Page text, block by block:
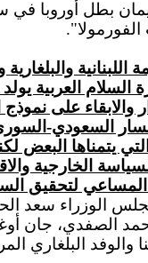
والبلغارية
العربية يولد
والابقاء على
السعودي-السوري
يتمناها البعض
الخارجية
المساعي لتحقيق
أجرى رئيس مجلس
الصفدي، جان
البلغاري